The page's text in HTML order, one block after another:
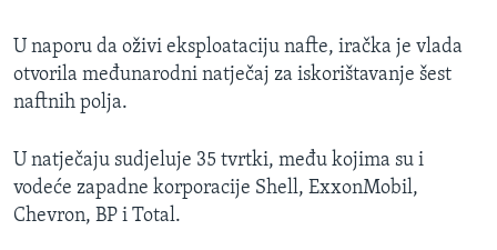
na
pretraguBOSNA I HERCEGOVINA
SVIJET
SPECIJALNI PROJEKTI
KORUPCIJA
ŽENSKA STRANA
IZBJEGLIČKA STRANA
U naporu da oživi eksploataciju nafte, iračka je vlada
otvorila međunarodni natječaj za iskorištavanje šest
naftnih polja.
U natječaju sudjeluje 35 tvrtki, među kojima su i
vodeće zapadne korporacije Shell, ExxonMobil,
Chevron, BP i Total.